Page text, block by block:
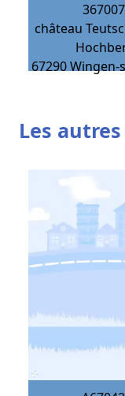
château
67290 Wingen-
Les